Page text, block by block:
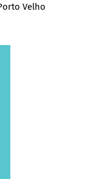
Velho